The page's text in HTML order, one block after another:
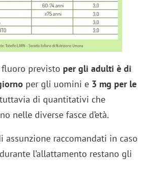
previsto per gli adulti è di
per gli uomini e 3 mg per le
di quantitativi che
nelle diverse fasce d’età.
raccomandati in caso
l’allattamento restano gli